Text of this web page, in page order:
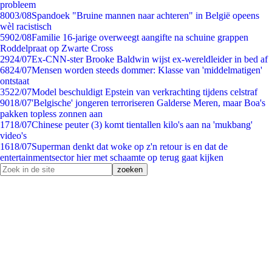
probleem
8003/08Spandoek "Bruine mannen naar achteren" in België opeens
wèl racistisch
5902/08Familie 16-jarige overweegt aangifte na schuine grappen
Roddelpraat op Zwarte Cross
2924/07Ex-CNN-ster Brooke Baldwin wijst ex-wereldleider in bed af
6824/07Mensen worden steeds dommer: Klasse van 'middelmatigen'
ontstaat
3522/07Model beschuldigt Epstein van verkrachting tijdens celstraf
9018/07'Belgische' jongeren terroriseren Galderse Meren, maar Boa's
pakken topless zonnen aan
1718/07Chinese peuter (3) komt tientallen kilo's aan na 'mukbang'
video's
1618/07Superman denkt dat woke op z'n retour is en dat de
entertainmentsector hier met schaamte op terug gaat kijken